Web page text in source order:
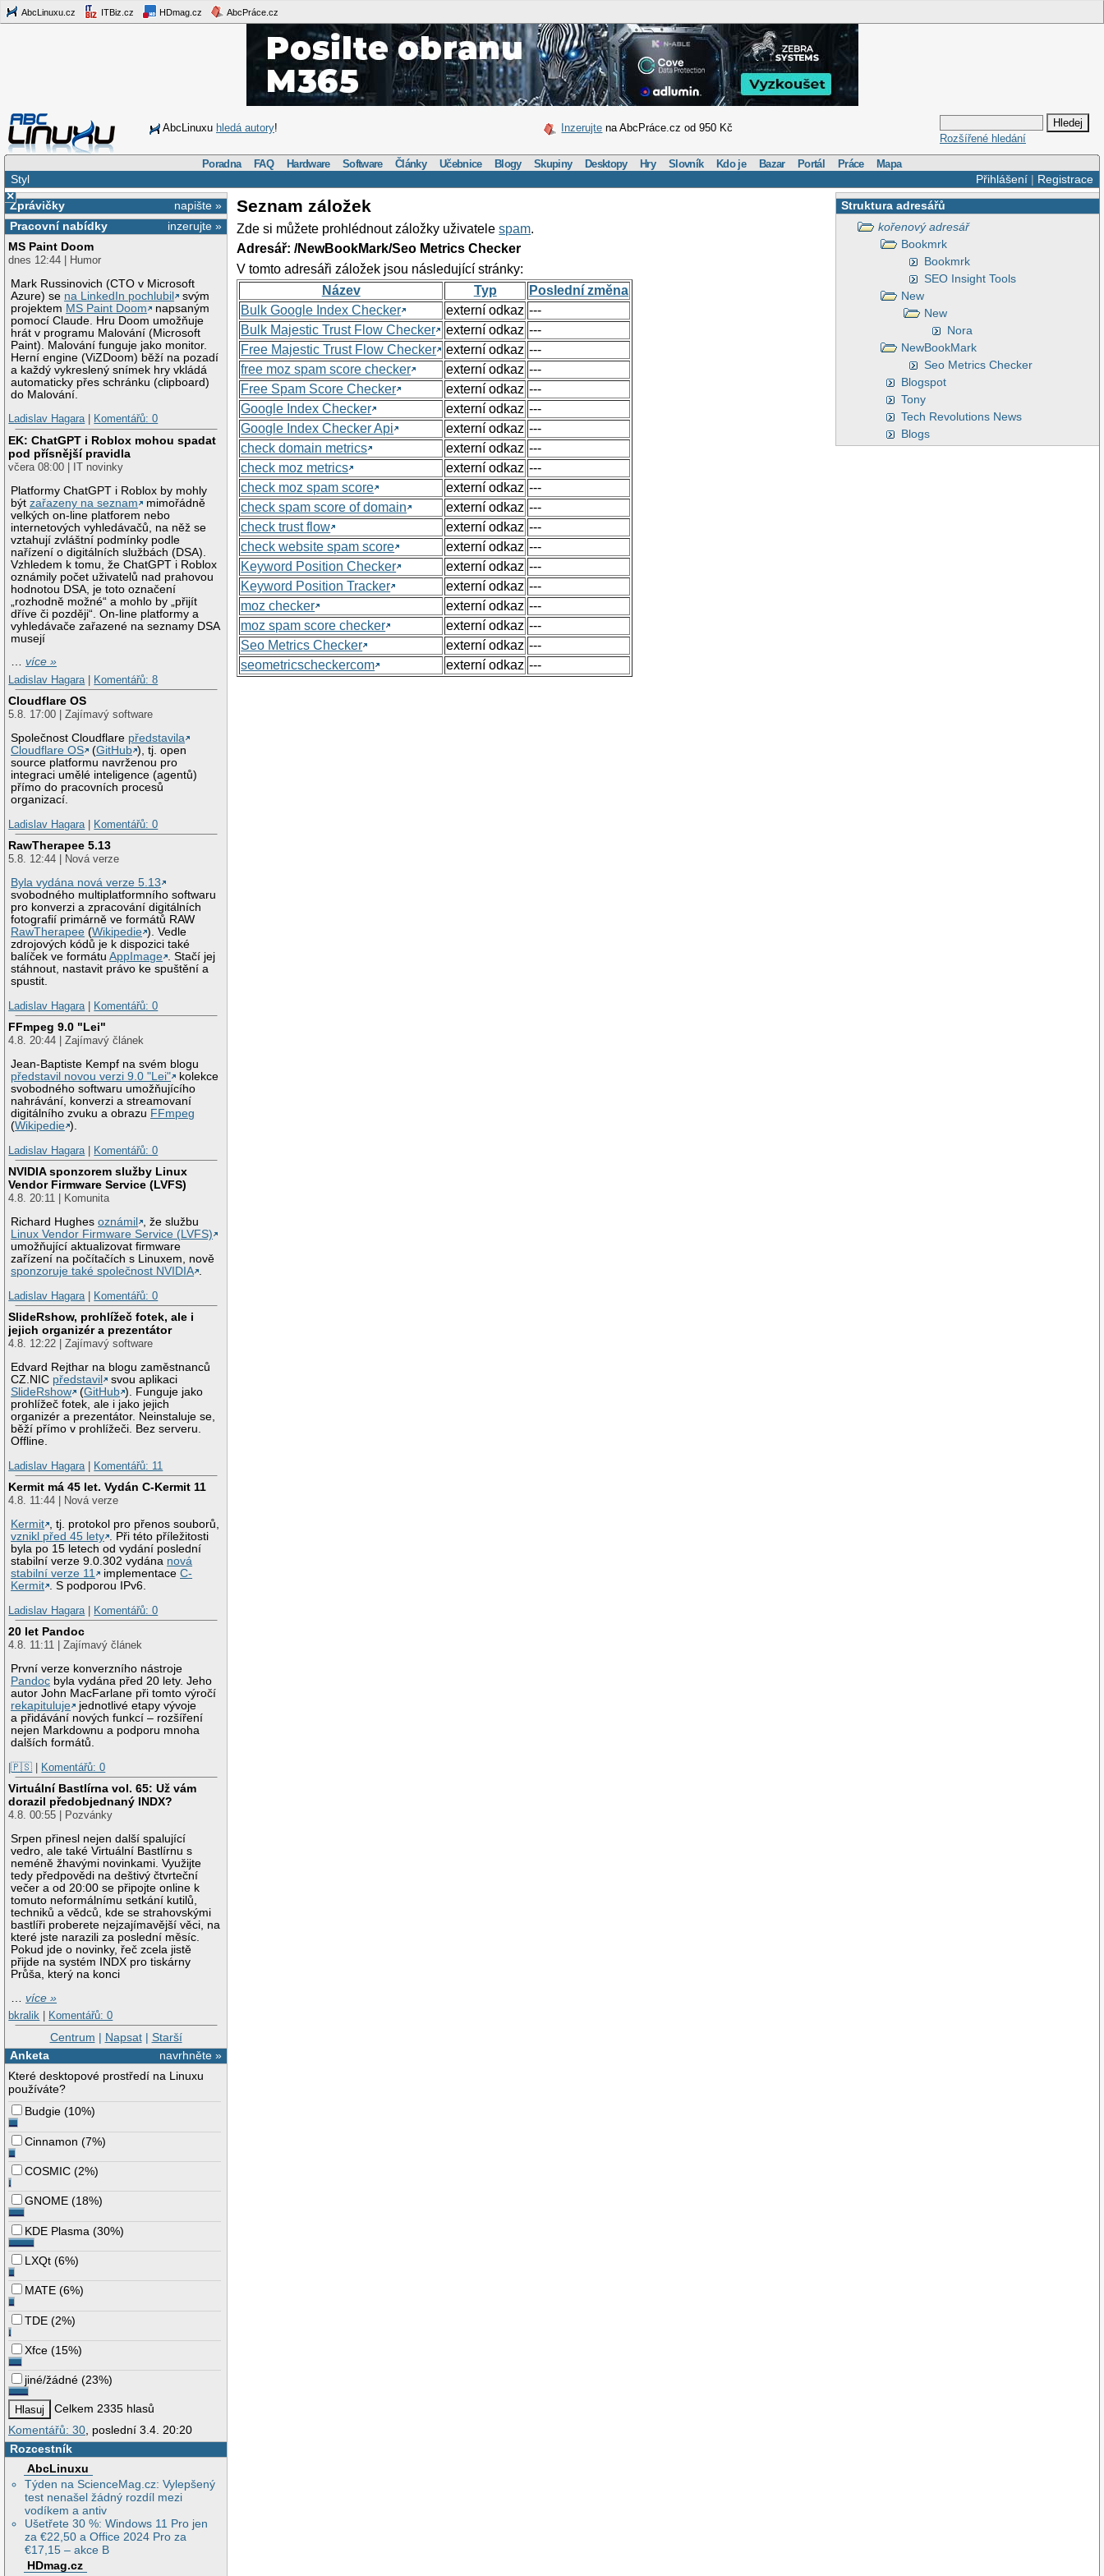
AbcLinuxu.cz ITBiz.cz HDmag.cz AbcPráce.cz
AbcLinuxu hledá autory! Inzerujte na AbcPráce.cz od 950 Kč
Rozšířené hledání
Poradna FAQ Hardware Software Články Učebnice Blogy Skupiny Desktopy Hry Slovník Kdo je Bazar Portál Práce Mapa
Přihlášení| Registrace
Styl
×
napište »
Zprávičky
inzerujte »
Pracovní nabídky
MS Paint Doom
dnes 12:44 | Humor
Mark Russinovich (CTO v Microsoft
Azure) se na LinkedIn pochlubil
svým
projektem MS Paint Doom
napsaným
pomocí Claude. Hru Doom umožňuje
hrát v programu Malování (Microsoft
Paint). Malování funguje jako monitor.
Herní engine (ViZDoom) běží na pozadí
a každý vykreslený snímek hry vkládá
automaticky přes schránku (clipboard)
do Malování.
Ladislav Hagara| Komentářů: 0
EK: ChatGPT i Roblox mohou spadat
pod přísnější pravidla
včera 08:00 | IT novinky
Platformy ChatGPT i Roblox by mohly
býtzařazeny na seznam
mimořádně
velkých on-line platforem nebo
internetových vyhledávačů, na něž se
vztahují zvláštní podmínky podle
nařízení o digitálních službách (DSA).
Vzhledem k tomu, že ChatGPT i Roblox
oznámily počet uživatelů nad prahovou
hodnotou DSA, je toto označení
„rozhodně možné“ a mohlo by „přijít
dříve či později“. On-line platformy a
vyhledávače zařazené na seznamy DSA
musejí
…více »
Ladislav Hagara
Komentářů: 8
Cloudflare OS
5.8. 17:00 | Zajímavý software
Společnost Cloudflare představila
Cloudflare OS
(GitHub ), tj. open
source platformu navrženou pro
integraci umělé inteligence (agentů)
přímo do pracovních procesů
organizací.
Ladislav Hagara
Komentářů: 0
RawTherapee 5.13
5.8. 12:44 | Nová verze
Byla vydána nová verze 5.13
svobodného multiplatformního softwaru
pro konverzi a zpracování digitálních
fotografií primárně ve formátů RAW
RawTherapee (Wikipedie ). Vedle
zdrojových kódů je k dispozici také
balíček ve formátuAppImage . Stačí jej
stáhnout, nastavit právo ke spuštění a
spustit.
Ladislav Hagara
Komentářů: 0
FFmpeg 9.0 "Lei"
4.8. 20:44 | Zajímavý článek
Jean-Baptiste Kempf na svém blogu
představil novou verzi 9.0 "Lei"
kolekce
svobodného softwaru umožňujícího
nahrávání, konverzi a streamovaní
digitálního zvuku a obrazu FFmpeg
(Wikipedie ).
Ladislav Hagara | Komentářů: 0
NVIDIA sponzorem služby Linux
Vendor Firmware Service (LVFS)
4.8. 20:11 | Komunita
Richard Hughesoznámil
, že službu
Linux Vendor Firmware Service (LVFS)
umožňující aktualizovat firmware
zařízení na počítačích s Linuxem, nově
sponzoruje také společnost NVIDIA .
Ladislav Hagara | Komentářů: 0
SlideRshow, prohlížeč fotek, ale i
jejich organizér a prezentátor
4.8. 12:22 | Zajímavý software
Edvard Rejthar na blogu zaměstnanců
CZ.NIC představil
svou aplikaci
SlideRshow
(GitHub ). Funguje jako
prohlížeč fotek, ale i jako jejich
organizér a prezentátor. Neinstaluje se,
běží přímo v prohlížeči. Bez serveru.
Offline.
Ladislav Hagara | Komentářů: 11
Kermit má 45 let. Vydán C-Kermit 11
4.8. 11:44 | Nová verze
Kermit
, tj. protokol pro přenos souborů,
vznikl před 45 lety
. Při této příležitosti
byla po 15 letech od vydání poslední
stabilní verze 9.0.302 vydána nová
stabilní verze 11
implementaceC-
Kermit
. S podporou IPv6.
Ladislav Hagara | Komentářů: 0
20 let Pandoc
4.8. 11:11 | Zajímavý článek
První verze konverzního nástroje
Pandoc byla vydána před 20 lety. Jeho
autor John MacFarlane při tomto výročí
rekapituluje
jednotlivé etapy vývoje
a přidávání nových funkcí – rozšíření
nejen Markdownu a podporu mnoha
dalších formátů.
|🇵🇸 | Komentářů: 0
Virtuální Bastlírna vol. 65: Už vám
dorazil předobjednaný INDX?
4.8. 00:55 | Pozvánky
Srpen přinesl nejen další spalující
vedro, ale také Virtuální Bastlírnu s
neméně žhavými novinkami. Využijte
tedy předpovědi na deštivý čtvrteční
večer a od 20:00 se připojte online k
tomuto neformálnímu setkání kutilů,
techniků a vědců, kde se strahovskými
bastlíři proberete nejzajímavější věci, na
které jste narazili za poslední měsíc.
Pokud jde o novinky, řeč zcela jistě
přijde na systém INDX pro tiskárny
Průša, který na konci
…více »
bkralik
Komentářů: 0
Centrum | Napsat| Starší
navrhněte »
Anketa
Které desktopové prostředí na Linuxu
používáte?
Budgie (10%)
Cinnamon (7%)
COSMIC (2%)
GNOME (18%)
KDE Plasma (30%)
LXQt (6%)
MATE (6%)
TDE (2%)
Xfce (15%)
jiné/žádné (23%)
Celkem 2335 hlasů
Komentářů: 30 , poslední 3.4. 20:20
Rozcestník
AbcLinuxu
Týden na ScienceMag.cz: Vylepšený
test nenašel žádný rozdíl mezi
vodíkem a antiv
Ušetřete 30 %: Windows 11 Pro jen
za €22,50 a Office 2024 Pro za
€17,15 – akce B
HDmag.cz
Struktura adresářů
kořenový adresář
Bookmrk
Bookmrk
SEO Insight Tools
New
New
Nora
NewBookMark
Seo Metrics Checker
Blogspot
Tony
Tech Revolutions News
Blogs
Seznam záložek
Zde si můžete prohlédnout záložky uživatelespam.
Adresář: /NewBookMark/Seo Metrics Checker
V tomto adresáři záložek jsou následující stránky:
Název
Typ
Poslední změna
Bulk Google Index Checker
externí odkaz ---
Bulk Majestic Trust Flow Checker
externí odkaz ---
Free Majestic Trust Flow Checker
externí odkaz ---
free moz spam score checker
externí odkaz ---
Free Spam Score Checker
externí odkaz ---
Google Index Checker
externí odkaz ---
Google Index Checker Api
externí odkaz ---
check domain metrics
externí odkaz ---
check moz metrics
externí odkaz ---
check moz spam score
externí odkaz ---
check spam score of domain
externí odkaz ---
check trust flow
externí odkaz ---
check website spam score
externí odkaz ---
Keyword Position Checker
externí odkaz ---
Keyword Position Tracker
externí odkaz ---
moz checker
externí odkaz ---
moz spam score checker
externí odkaz ---
Seo Metrics Checker
externí odkaz ---
seometricscheckercom
externí odkaz ---